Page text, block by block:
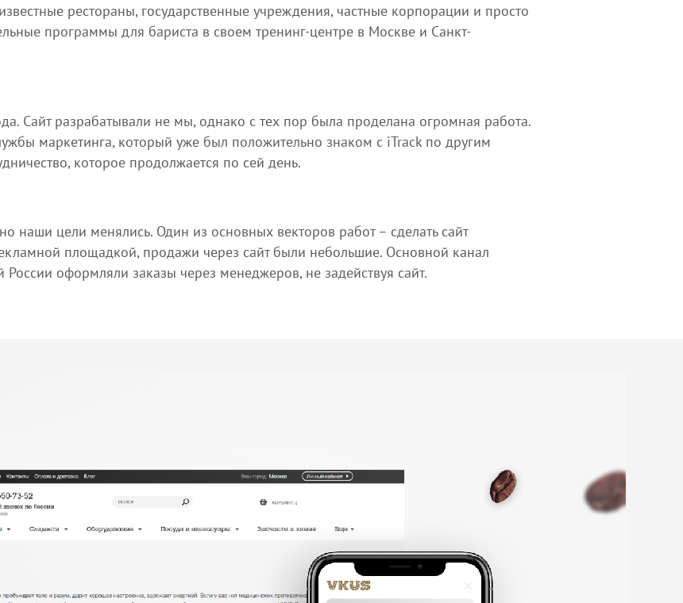
рестораны, государственные учреждения, частные корпорации и просто
программы для бариста в своем тренинг-центре в Москве и Санкт-
Сайт разрабатывали не мы, однако с тех пор была проделана огромная работа.
маркетинга, который уже был положительно знаком с iTrack по другим
которое продолжается по сей день.
наши цели менялись. Один из основных векторов работ – сделать сайт
площадкой, продажи через сайт были небольшие. Основной канал
оформляли заказы через менеджеров, не задействуя сайт.